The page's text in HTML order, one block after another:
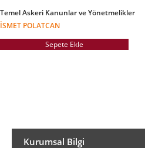
Temel Askeri Kanunlar ve Yönetmelikler
İSMET POLATCAN
Sepete Ekle
Kurumsal Bilgi